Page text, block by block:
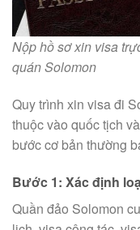
Nộp hồ sơ xin visa
quán Solomon
Quy trình xin visa đi
thuộc vào quốc tịch
bước cơ bản thường
Bước 1: Xác định
Quần đảo Solomon